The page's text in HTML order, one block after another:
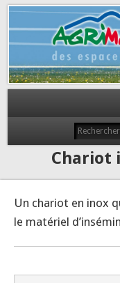
Agrimage
Des espaces de travail de
Chariot
Un chariot en inox
le matériel